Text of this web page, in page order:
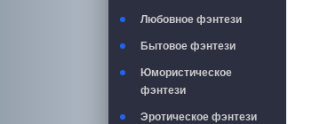
Любовное фэнтези
Бытовое фэнтези
Юмористическое
фэнтези
Эротическое фэнтези